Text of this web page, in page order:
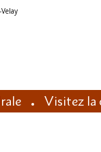
Visitez la